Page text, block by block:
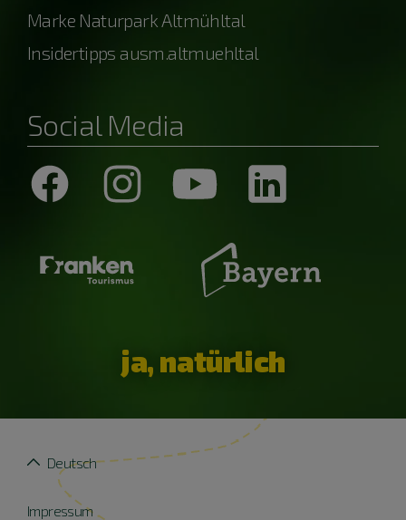
Marke Naturpark Altmühltal
Insidertipps ausm.altmuehltal
Social Media
ja, natürlich
Impressum
Deutsch